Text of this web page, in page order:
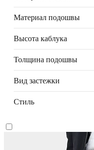
Материал подошвы
Высота каблука
Толщина подошвы
Вид застежки
Стиль